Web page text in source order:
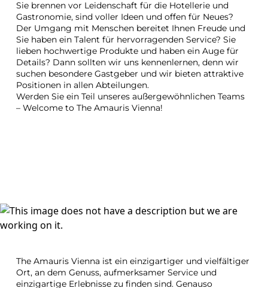
Sie brennen vor Leidenschaft für die Hotellerie und
Gastronomie, sind voller Ideen und offen für Neues?
Der Umgang mit Menschen bereitet Ihnen Freude und
Sie haben ein Talent für hervorragenden Service? Sie
lieben hochwertige Produkte und haben ein Auge für
Details? Dann sollten wir uns kennenlernen, denn wir
suchen besondere Gastgeber und wir bieten attraktive
Positionen in allen Abteilungen.
Werden Sie ein Teil unseres außergewöhnlichen Teams
– Welcome to The Amauris Vienna!
The Amauris Vienna ist ein einzigartiger und vielfältiger
Ort, an dem Genuss, aufmerksamer Service und
einzigartige Erlebnisse zu finden sind. Genauso